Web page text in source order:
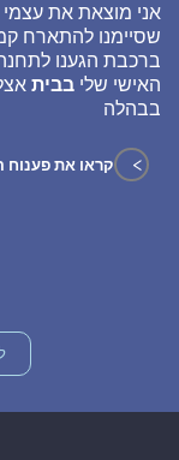
אני מוצאת את
שסיימנו להתארח
ברכבת הגענו
האישי שלי בבית
בבהלה
> קראו את פענוח